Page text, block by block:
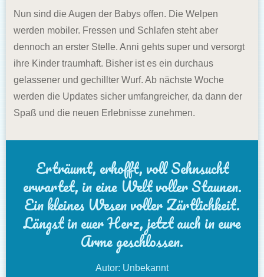
Nun sind die Augen der Babys offen. Die Welpen
werden mobiler. Fressen und Schlafen steht aber
dennoch an erster Stelle. Anni gehts super und versorgt
ihre Kinder traumhaft. Bisher ist es ein durchaus
gelassener und gechillter Wurf. Ab nächste Woche
werden die Updates sicher umfangreicher, da dann der
Spaß und die neuen Erlebnisse zunehmen.
Erträumt, erhofft, voll Sehnsucht
erwartet, in eine Welt voller Staunen.
Ein kleines Wesen voller Zärtlichkeit.
Längst in euer Herz, jetzt auch in eure
Arme geschlossen.
Autor: Unbekannt